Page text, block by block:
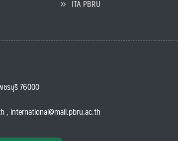
ITA PBRU
ชรบุรี 76000
, international@mail.pbru.ac.th